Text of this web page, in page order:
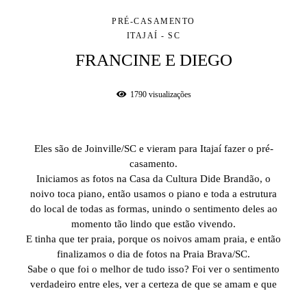
PRÉ-CASAMENTO
ITAJAÍ - SC
FRANCINE E DIEGO
1790visualizações
Eles são de Joinville/SC e vieram para Itajaí fazer o pré-
casamento.
Iniciamos as fotos na Casa da Cultura Dide Brandão, o
noivo toca piano, então usamos o piano e toda a estrutura
do local de todas as formas, unindo o sentimento deles ao
momento tão lindo que estão vivendo.
E tinha que ter praia, porque os noivos amam praia, e então
finalizamos o dia de fotos na Praia Brava/SC.
Sabe o que foi o melhor de tudo isso? Foi ver o sentimento
verdadeiro entre eles, ver a certeza de que se amam e que